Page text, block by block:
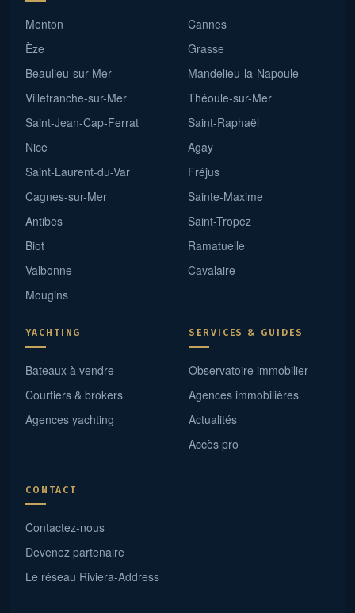
Menton
Èze
Beaulieu-sur-Mer
Villefranche-sur-Mer
Saint-Jean-Cap-Ferrat
Nice
Saint-Laurent-du-Var
Cagnes-sur-Mer
Antibes
Biot
Valbonne
Mougins
Cannes
Grasse
Mandelieu-la-Napoule
Théoule-sur-Mer
Saint-Raphaël
Agay
Fréjus
Sainte-Maxime
Saint-Tropez
Ramatuelle
Cavalaire
YACHTING
Bateaux à vendre
Courtiers & brokers
Agences yachting
SERVICES & GUIDES
Observatoire immobilier
Agences immobilières
Actualités
Accès pro
CONTACT
Contactez-nous
Devenez partenaire
Le réseau Riviera-Address